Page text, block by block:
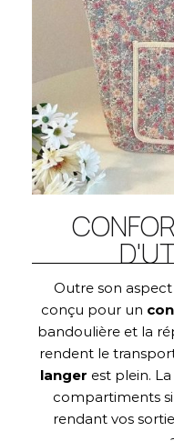
Outre son aspect
conçu pour un
bandoulière et la
rendent le
langer est plein.
compartiments
rendant vos